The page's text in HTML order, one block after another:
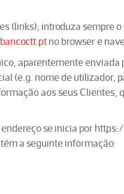
(links); introduza sempre
no browser e
aparentemente enviada
(e.g. nome de utilizador,
aos seus Clientes,
se inicia por
a seguinte informação: